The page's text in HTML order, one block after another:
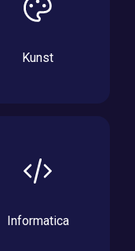
Kunst
Informatica